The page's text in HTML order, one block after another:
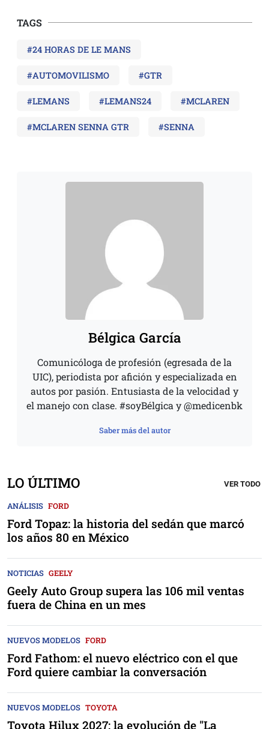
TAGS
#24 HORAS DE LE MANS
#AUTOMOVILISMO #GTR
#LEMANS #LEMANS24 #MCLAREN
#MCLAREN SENNA GTR #SENNA
Bélgica García
Comunicóloga de profesión (egresada de la
UIC), periodista por afición y especializada en
autos por pasión. Entusiasta de la velocidad y
el manejo con clase. #soyBélgica y @medicenbk
Saber más del autor
LO ÚLTIMO VER TODO
ANÁLISIS FORD
Ford Topaz: la historia del sedán que marcó
los años 80 en México
NOTICIAS GEELY
Geely Auto Group supera las 106 mil ventas
fuera de China en un mes
NUEVOS MODELOS FORD
Ford Fathom: el nuevo eléctrico con el que
Ford quiere cambiar la conversación
NUEVOS MODELOS TOYOTA
Toyota Hilux 2027: la evolución de "La